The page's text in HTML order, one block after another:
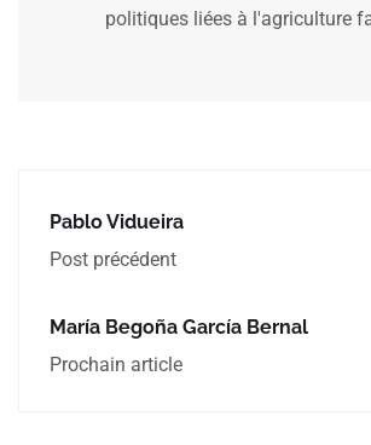
politiques liées à l'agriculture
Pablo Vidueira
Post précédent
María Begoña García Bernal
Prochain article